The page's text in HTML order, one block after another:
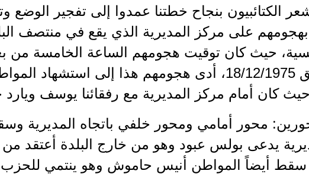
الكتائبيون بنجاح خطتنا عمدوا إلى تفجير الوضع
على مركز المديرية الذي يقع في منتصف
حيث كان توقيت هجومهم الساعة الخامسة من
يوم الجمعة الموافق 18/12/1975، أدى هجومهم هذا إلى استشهاد
كان أمام مركز المديرية مع رفقائنا يوسف
محور أمامي ومحور خلفي باتجاه المديرية
يدعى بولس عبود وهو من خارج البلدة أعتقد من
سقط أيضاً المواطن أنيس حاموش وهو ينتمي